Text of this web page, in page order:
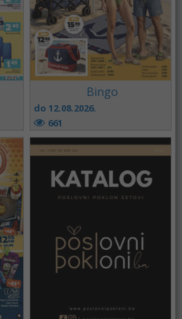
Bingo
do 12.08.2026.
661